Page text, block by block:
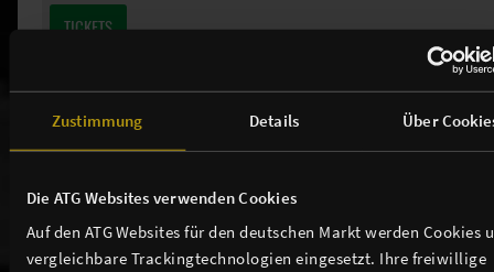
Zustimmung Details Über
Die ATG Websites verwenden Cookies
Auf den ATG Websites für den deutschen Markt werden Cookies
vergleichbare Trackingtechnologien eingesetzt. Ihre freiwillige
TICKETS
Weitere Events in unserem Theater